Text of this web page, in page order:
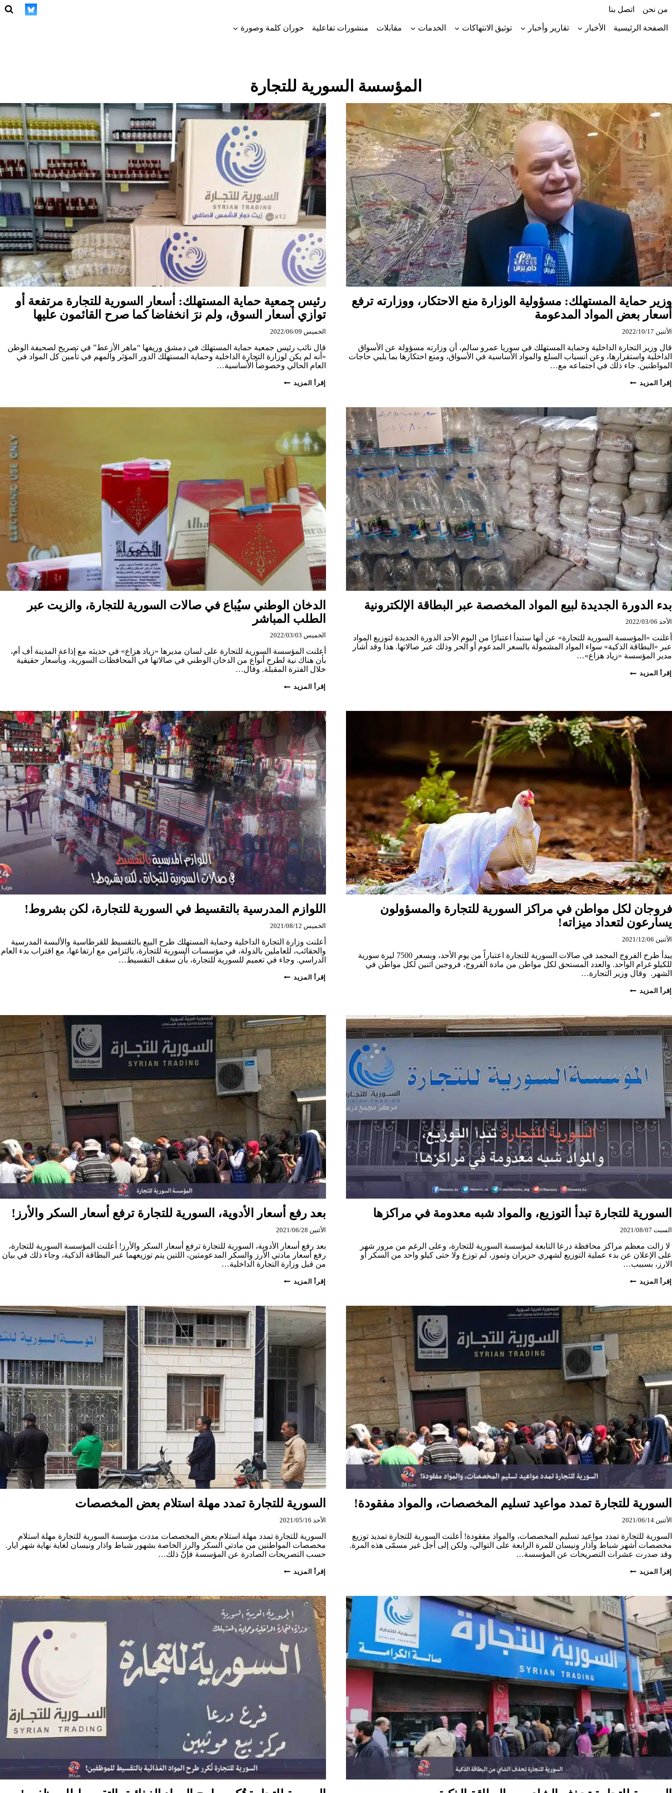
إلىمن نحن اتصل بنا
الصفحة الرئيسية الأخبار تقارير وأخبار توثيق الانتهاكات الخدمات مقابلات منشورات تفاعلية حوران كلمة وصورة
المؤسسة السورية للتجارة
وزير حماية المستهلك: مسؤولية الوزارة منع الاحتكار، ووزارته ترفع
أسعار بعض المواد المدعومة
الأثنين 2022/10/17
قال وزير التجارة الداخلية وحماية المستهلك في سوريا عمرو سالم، أن وزارته مسؤولة عن الأسواق
الداخلية واستقرارها، وعن انسياب السلع والمواد الأساسية في الأسواق، ومنع احتكارها بما يلبي حاجات
المواطنين. جاء ذلك في اجتماعه مع…
إقرأ المزيد وزير
الوزارة
منع
الاحتكار،
ووزارته
ترفع
أسعار
بعض
المواد
المدعومة
رئيس جمعية حماية المستهلك: أسعار السورية للتجارة مرتفعة أو
توازي أسعار السوق، ولم نرَ انخفاضا كما صرح القائمون عليها
الخميس 2022/06/09
قال نائب رئيس جمعية حماية المستهلك في دمشق وريفها “ماهر الأزعط” في تصريح لصحيفة الوطن
«أنه لم يكن لوزارة التجارة الداخلية وحماية المستهلك الدور المؤثر والمهم في تأمين كل المواد في
العام الحالي وخصوصاً الأساسية…
إقرأ المزيد رئيس
أسعار
أو
توازي
أسعار
السوق،
ولم
انخفاضا
كما
صرح
القائمون
عليها
بدء الدورة الجديدة لبيع المواد المخصصة عبر البطاقة الإلكترونية
الأحد 2022/03/06
أعلنت «المؤسسة السورية للتجارة» عن أنها ستبدأ اعتبارًا من اليوم الأحد الدورة الجديدة لتوزيع المواد
عبر «البطاقة الذكية» سواء المواد المشمولة بالسعر المدعوم أو الحر وذلك عبر صالاتها. هذا وقد أشار
مدير المؤسسة «زياد هزاع»…
إقرأ المزيد بدء
البطاقة
الإلكترونية
الدخان الوطني سيُباع في صالات السورية للتجارة، والزيت عبر
الطلب المباشر
الخميس 2022/03/03
أعلنت المؤسسة السورية للتجارة على لسان مديرها «زياد هزاع» في حديثه مع إذاعة المدينة أف أم،
بأن هناك نية لطرح أنواع من الدخان الوطني في صالاتها في المحافظات السورية، وبأسعار حقيقية
خلال الفترة المقبلة. وقال…
إقرأ المزيد الدخان
صالات
السورية
للتجارة،
عبر
الطلب
المباشر
فروجان لكل مواطن في مراكز السورية للتجارة والمسؤولون
يسارعون لتعداد ميزاته!
الأثنين 2021/12/06
يبدأ طرح الفروج المجمد في صالات السورية للتجارة اعتباراً من يوم الأحد، وبسعر 7500 ليرة سورية
للكيلو غرام الواحد. والعدد المستحق لكل مواطن من مادة الفروج، فروجين اثنين لكل مواطن في
الشهر. وقال وزير التجارة…
إقرأ المزيد فروجان
مراكز
السورية
للتجارة
والمسؤولون
اللوازم المدرسية بالتقسيط في السورية للتجارة، لكن بشروط!
الخميس 2021/08/12
أعلنت وزارة التجارة الداخلية وحماية المستهلك طرح البيع بالتقسيط للقرطاسية والألبسة المدرسية
والحقائب، للعاملين بالدولة، في مؤسسات السورية للتجارة، بالتزامن مع ارتفاعها، مع اقتراب بدء العام
الدراسي. وجاء في تعميم للسورية للتجارة، بأن سقف التقسيط…
إقرأ المزيد اللوازم
لكن
بشروط!
السورية للتجارة تبدأ التوزيع، والمواد شبه معدومة في مراكزها
السبت 2021/08/07
لا زالت معظم مراكز محافظة درعا التابعة لمؤسسة السورية للتجارة، وعلى الرغم من مرور شهر
على الإعلان عن بدء عملية التوزيع لشهري حزيران وتموز، لم توزع ولا حتى كيلو واحد من السكر أو
الارز، بسببب…
إقرأ المزيد السورية
والمواد
شبه
معدومة
في
مراكزها
بعد رفع أسعار الأدوية، السورية للتجارة ترفع أسعار السكر والأرز!
الأثنين 2021/06/28
بعد رفع أسعار الأدوية، السورية للتجارة ترفع أسعار السكر والأرز! أعلنت المؤسسة السورية للتجارة،
رفع أسعار مادتي الأرز والسكر المدعومتين، اللتين يتم توزيعهما عبر البطاقة الذكية، وجاء ذلك في بيان
من قبل وزارة التجارة الداخلية…
إقرأ المزيد بعد
السورية
للتجارة
ترفع
أسعار
السكر
والأرز!
السورية للتجارة تمدد مواعيد تسليم المخصصات، والمواد مفقودة!
الأثنين 2021/06/14
السورية للتجارة تمدد مواعيد تسليم المخصصات، والمواد مفقودة! أعلنت السورية للتجارة تمديد توزيع
مخصصات أشهر شباط وآذار ونيسان للمرة الرابعة على التوالي، ولكن إلى أجل غير مسمّى هذه المرة.
وقد صدرت عشرات التصريحات عن المؤسسة…
إقرأ المزيد السورية
تسليم
المخصصات،
والمواد
مفقودة!
السورية للتجارة تمدد مهلة استلام بعض المخصصات
الأحد 2021/05/16
السورية للتجارة تمدد مهلة استلام بعض المخصصات مددت مؤسسة السورية للتجارة مهلة استلام
مخصصات المواطنين من مادتي السكر والرز الخاصة بشهور شباط واذار ونيسان لغاية نهاية شهر ايار.
حسب التصريحات الصادرة عن المؤسسة فإنّ ذلك…
إقرأ المزيد السورية
استلام
المخصصات